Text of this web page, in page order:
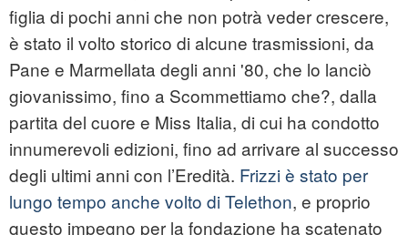
figlia di pochi anni che non potrà veder crescere,
è stato il volto storico di alcune trasmissioni, da
Pane e Marmellata degli anni '80, che lo lanciò
giovanissimo, fino a Scommettiamo che?, dalla
partita del cuore e Miss Italia, di cui ha condotto
innumerevoli edizioni, fino ad arrivare al successo
degli ultimi anni con l’Eredità. Frizzi è stato per
lungo tempo anche volto di Telethon, e proprio
questo impegno per la fondazione ha scatenato